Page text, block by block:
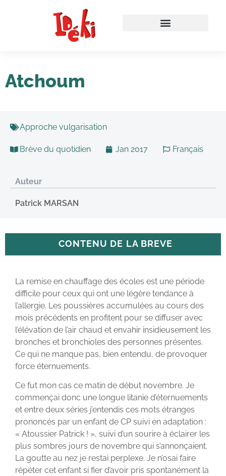
Atchoum
Approche vulgarisation
Brève du quotidien Jan 2017 Français
Auteur
Patrick MARSAN
CONTENU DE LA BREVE
La remise en chauffage des écoles est une période
difficile pour ceux qui ont une légère tendance à
l’allergie. Les poussières accumulées au cours des
mois précédents en profitent pour se diffuser avec
l’élévation de l’air chaud et envahir insidieusement les
bronches et bronchioles des personnes présentes.
Ce qui ne manque pas, bien entendu, de provoquer
force éternuements.
Ce fut mon cas ce matin de début novembre. Je
commençai donc une longue litanie d’éternuements
et entre deux séries j’entendis ces mots étranges
prononcés par un enfant de CP suivi en adaptation :
« Atoussier Patrick ! », suivi d’un sourire à éclairer les
plus sombres jours de novembre qui s’annonçaient.
La goutte au nez je restai perplexe. Je n’osai faire
répéter cet enfant si fier d’avoir pris spontanément la